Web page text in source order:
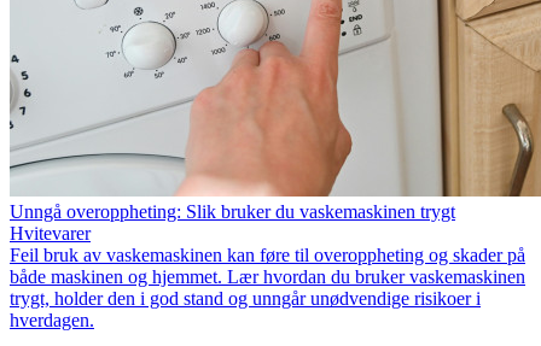
Unngå overoppheting: Slik bruker du vaskemaskinen trygt
Hvitevarer
Feil bruk av vaskemaskinen kan føre til overoppheting og skader på
både maskinen og hjemmet. Lær hvordan du bruker vaskemaskinen
trygt, holder den i god stand og unngår unødvendige risikoer i
hverdagen.